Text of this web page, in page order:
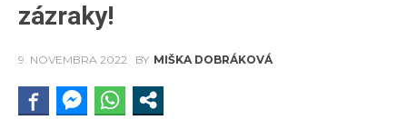
zázraky!
9. NOVEMBRA 2022 BY MIŠKA DOBRÁKOVÁ